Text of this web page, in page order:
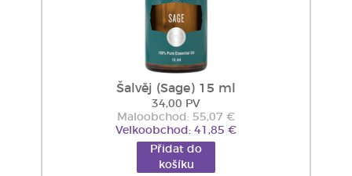
Šalvěj (Sage) 15 ml
34,00 PV
Maloobchod: 55,07 €
Velkoobchod: 41,85 €
Přidat do
košíku